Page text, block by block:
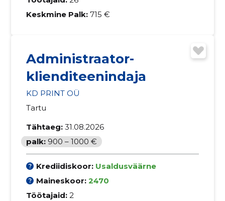
Keskmine Palk: 715 €
Administraator-
klienditeenindaja
KD PRINT OÜ
Tartu
Tähtaeg: 31.08.2026
palk: 900 – 1000 €
Krediidiskoor: Usaldusväärne
Maineskoor: 2470
Töötajaid: 2